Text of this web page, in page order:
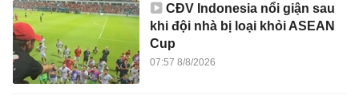
CĐV Indonesia nổi giận sau
khi đội nhà bị loại khỏi ASEAN
Cup
07:57 8/8/2026